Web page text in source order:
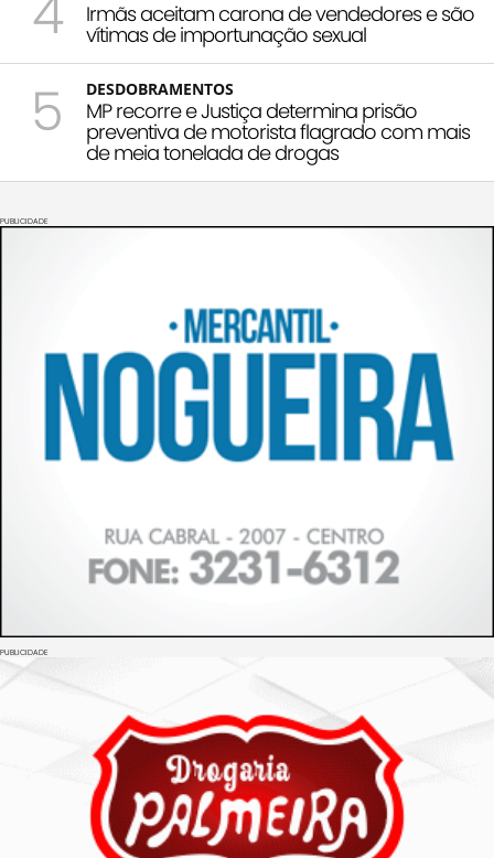
4 Irmãs aceitam carona de vendedores e são
vítimas de importunação sexual
5 DESDOBRAMENTOS
MP recorre e Justiça determina prisão
preventiva de motorista flagrado com mais
de meia tonelada de drogas
PUBLICIDADE
PUBLICIDADE